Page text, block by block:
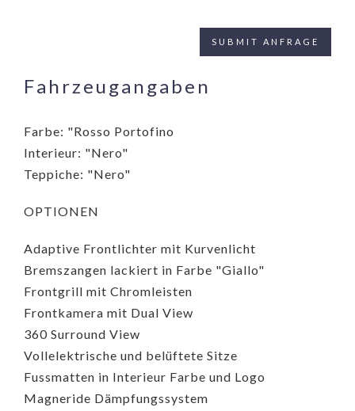
Fahrzeugangaben
Farbe: "Rosso Portofino
Interieur: "Nero"
Teppiche: "Nero"
OPTIONEN
Adaptive Frontlichter mit Kurvenlicht
Bremszangen lackiert in Farbe "Giallo"
Frontgrill mit Chromleisten
Frontkamera mit Dual View
360 Surround View
Vollelektrische und belüftete Sitze
Fussmatten in Interieur Farbe und Logo
Magneride Dämpfungssystem